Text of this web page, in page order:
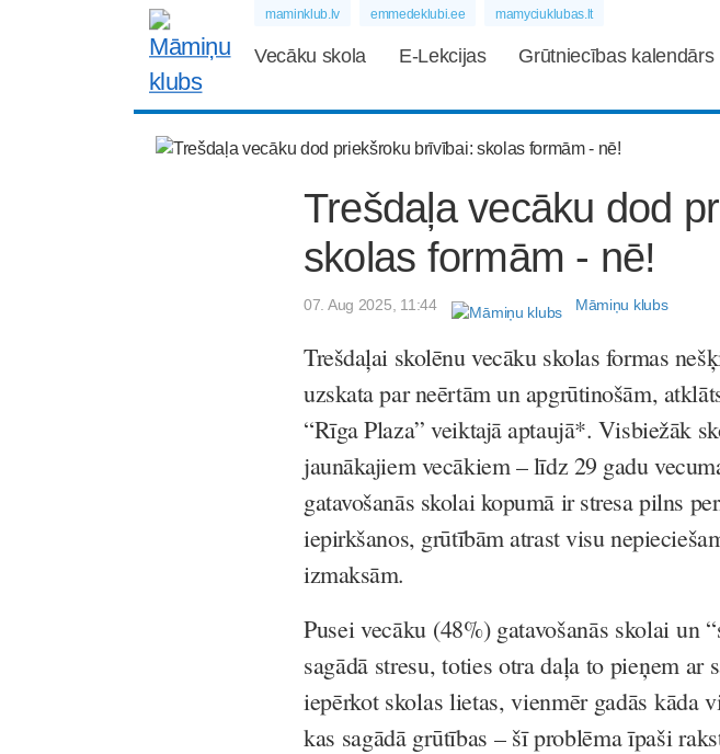
maminklub.lv emmedeklubi.ee mamyciuklubas.lt
Vecāku skola E-Lekcijas Grūtniecības kalendārs
Trešdaļa vecāku dod
skolas formām - nē!
07. Aug 2025, 11:44 Māmiņu klubs
Trešdaļai skolēnu vecāku skolas formas
uzskata par neērtām un apgrūtinošām,
“Rīga Plaza” veiktajā aptaujā*. Visbiežāk
jaunākajiem vecākiem – līdz 29 gadu
gatavošanās skolai kopumā ir stresa pilns
iepirkšanos, grūtībām atrast visu
izmaksām.
Pusei vecāku (48%) gatavošanās skolai un
sagādā stresu, toties otra daļa to pieņem ar
iepērkot skolas lietas, vienmēr gadās kāda
kas sagādā grūtības – šī problēma īpaši